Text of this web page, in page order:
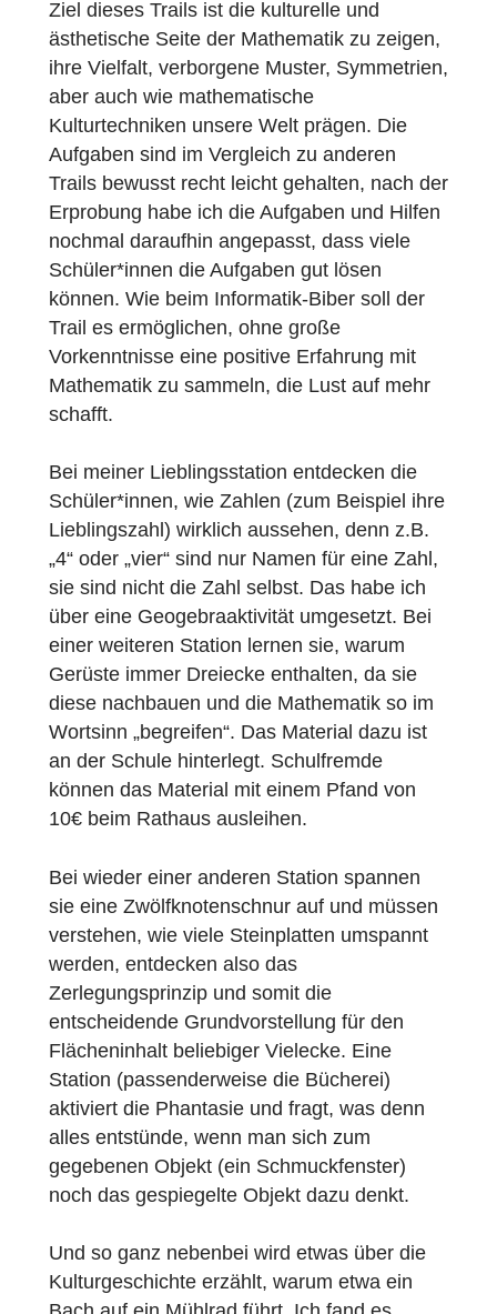
Gemeinden. Das belebt auch die
Mathematik. Was mir auch sehr gut gefallen
hat, ist, dass die Benutzerfreundlichkeit es
Schüler*innen ermöglicht, Aufgaben zu
erstellen. So können sie unmittelbar kreativ
tätig werden.
So könnte ich mir z.B. auch vorstellen,
offene Aufgabenformate umzusetzen: zum
Beispiel: „Wie sollte (mathematisches
Objekt) gestaltet werden?“ Die
treffen per Trichterprinzip Annahmen bzw.
wählen passende reale Objekte und ihre
somit eine Lösung der offenen Aufgabe dar.
Was gibt es alles auf dem Trail zu
und zu lernen?
Ziel dieses Trails ist die kulturelle und
ästhetische Seite der Mathematik zu
ihre Vielfalt, verborgene Muster,
aber auch wie mathematische
Aufgaben sind im Vergleich zu anderen
Trails bewusst recht leicht gehalten, nach
Erprobung habe ich die Aufgaben und
nochmal daraufhin angepasst, dass viele
Schüler*innen die Aufgaben gut lösen
können. Wie beim Informatik-Biber soll der
Trail es ermöglichen, ohne große
Vorkenntnisse eine positive Erfahrung mit
Mathematik zu sammeln, die Lust auf mehr
schafft.
Schüler*innen, wie Zahlen (zum Beispiel
Lieblingszahl) wirklich aussehen, denn z.B.